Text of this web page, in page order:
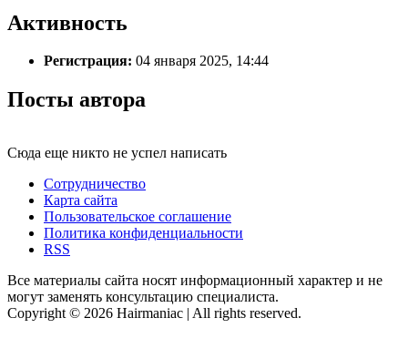
Активность
Регистрация: 04 января 2025, 14:44
Посты автора
Сюда еще никто не успел написать
Сотрудничество
Карта сайта
Пользовательское соглашение
Политика конфиденциальности
RSS
Все материалы сайта носят информационный характер и не
могут заменять консультацию специалиста.
Copyright © 2026 Hairmaniac | All rights reserved.